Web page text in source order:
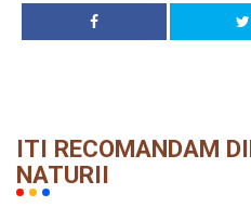
ITI RECOMANDAM
NATURII